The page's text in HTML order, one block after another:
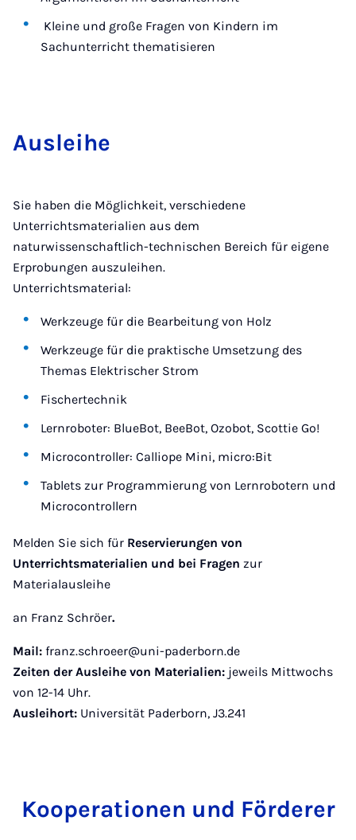
Kleine und große Fragen von Kindern im
Sachunterricht thematisieren
Aus­lei­he
Sie haben die Möglichkeit, verschiedene
Unterrichtsmaterialien aus dem
naturwissenschaftlich-technischen Bereich für eigene
Erprobungen auszuleihen.
Unterrichtsmaterial:
Werkzeuge für die Bearbeitung von Holz
Werkzeuge für die praktische Umsetzung des
Themas Elektrischer Strom
Fischertechnik
Lernroboter: BlueBot, BeeBot, Ozobot, Scottie Go!
Microcontroller: Calliope Mini, micro:Bit
Tablets zur Programmierung von Lernrobotern und
Microcontrollern
Melden Sie sich für Reservierungen von
Unterrichtsmaterialien und bei Fragen zur
Materialausleihe
an Franz Schröer.
Mail: franz.schroeer@uni-paderborn.de
Zeiten der Ausleihe von Materialien: jeweils Mittwochs
von 12-14 Uhr.
Ausleihort: Universität Paderborn, J3.241
Kooperationen und Förderer